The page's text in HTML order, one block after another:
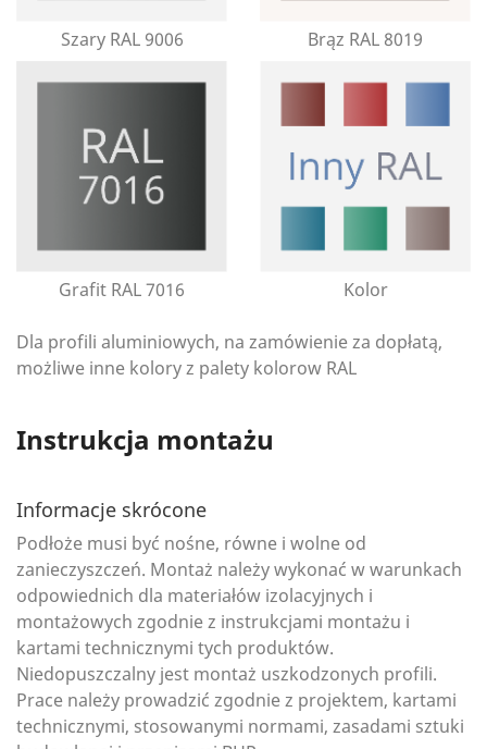
Szary RAL 9006 Brąz RAL 8019
Grafit RAL 7016 Kolor
Dla profili aluminiowych, na zamówienie za dopłatą,
możliwe inne kolory z palety kolorow RAL
Instrukcja montażu
Informacje skrócone
Podłoże musi być nośne, równe i wolne od
zanieczyszczeń. Montaż należy wykonać w warunkach
odpowiednich dla materiałów izolacyjnych i
montażowych zgodnie z instrukcjami montażu i
kartami technicznymi tych produktów.
Niedopuszczalny jest montaż uszkodzonych profili.
Prace należy prowadzić zgodnie z projektem, kartami
technicznymi, stosowanymi normami, zasadami sztuki